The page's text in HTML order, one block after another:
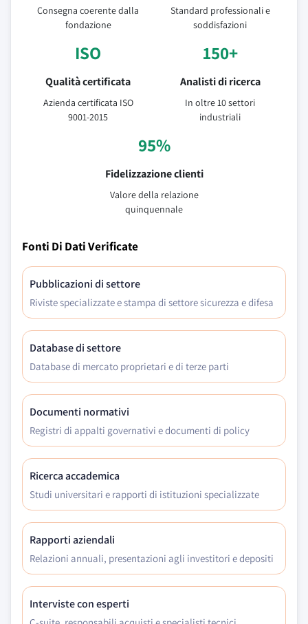
Consegna coerente dalla
fondazione
Standard professionali e
soddisfazioni
ISO
Qualità certificata
Azienda certificata ISO
9001-2015
150+
Analisti di ricerca
In oltre 10 settori
industriali
95%
Fidelizzazione clienti
Valore della relazione
quinquennale
Fonti Di Dati Verificate
Pubblicazioni di settore
Riviste specializzate e stampa di settore sicurezza e difesa
Database di settore
Database di mercato proprietari e di terze parti
Documenti normativi
Registri di appalti governativi e documenti di policy
Ricerca accademica
Studi universitari e rapporti di istituzioni specializzate
Rapporti aziendali
Relazioni annuali, presentazioni agli investitori e depositi
Interviste con esperti